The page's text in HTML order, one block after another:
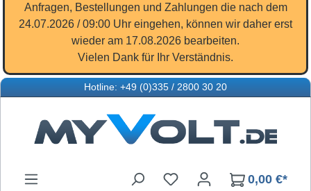
Anfragen, Bestellungen und Zahlungen die nach dem
24.07.2026 / 09:00 Uhr eingehen, können wir daher erst
wieder am 17.08.2026 bearbeiten.
Vielen Dank für Ihr Verständnis.
Hotline: +49 (0)335 / 2800 30 20
Du hast 0 Produkte auf
0,00 €*